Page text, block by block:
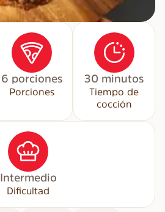
Porciones
6 porciones
Tiempo de
cocción
30 minutos
Dificultad
Intermedio